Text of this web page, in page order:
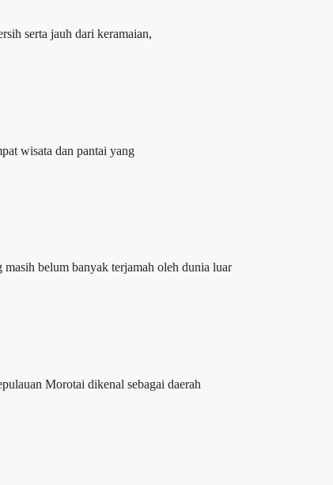
serta jauh dari keramaian,
wisata dan pantai yang
belum banyak terjamah oleh dunia luar
Morotai dikenal sebagai daerah